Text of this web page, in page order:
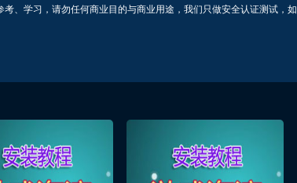
、学习，请勿任何商业目的与商业用途，我们只做安全认证测试，如